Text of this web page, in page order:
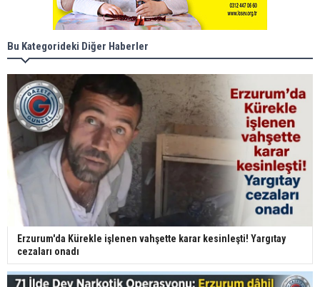
Bu Kategorideki Diğer Haberler
Erzurum'da Kürekle işlenen vahşette karar kesinleşti! Yargıtay
cezaları onadı